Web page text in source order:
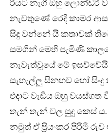
රියට නැගී ඔහු ලොන්ඩරි
නැවතුණේ රෙදි කාමර
සිදු වන්නේ යි කතාවක්
සමගින් මෙහි පැමිණි
නැවැත්වූයේ මේ
සැහැල්ලු සිනහව හෝ සිංදු
එදාට වැඩිය ඔහු
තැන් තැන් වල සුදු කෙස්
නමුත් ඒ ප්‍රියංකර පිරිමි රුව